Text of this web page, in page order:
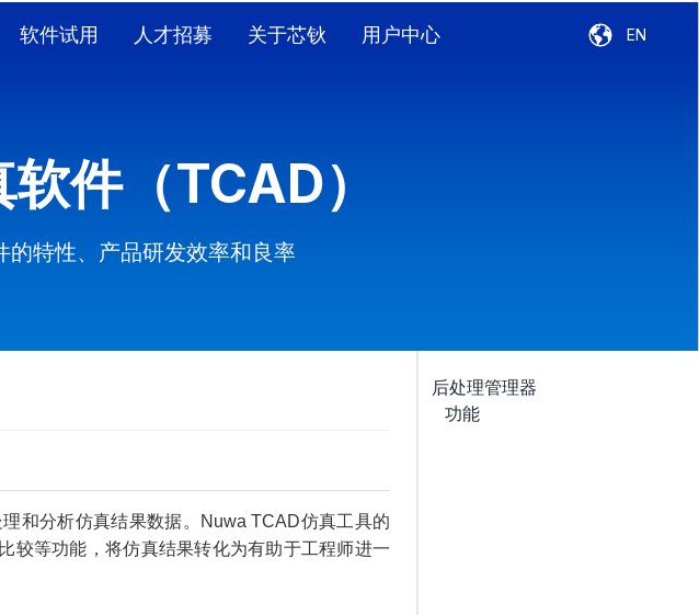
软件试用 人才招募 关于芯钬 用户中心 EN
件（TCAD）
特性、产品研发效率和良率
分析仿真结果数据。Nuwa TCAD仿真工具的
较等功能，将仿真结果转化为有助于工程师进一
后处理管理器
功能